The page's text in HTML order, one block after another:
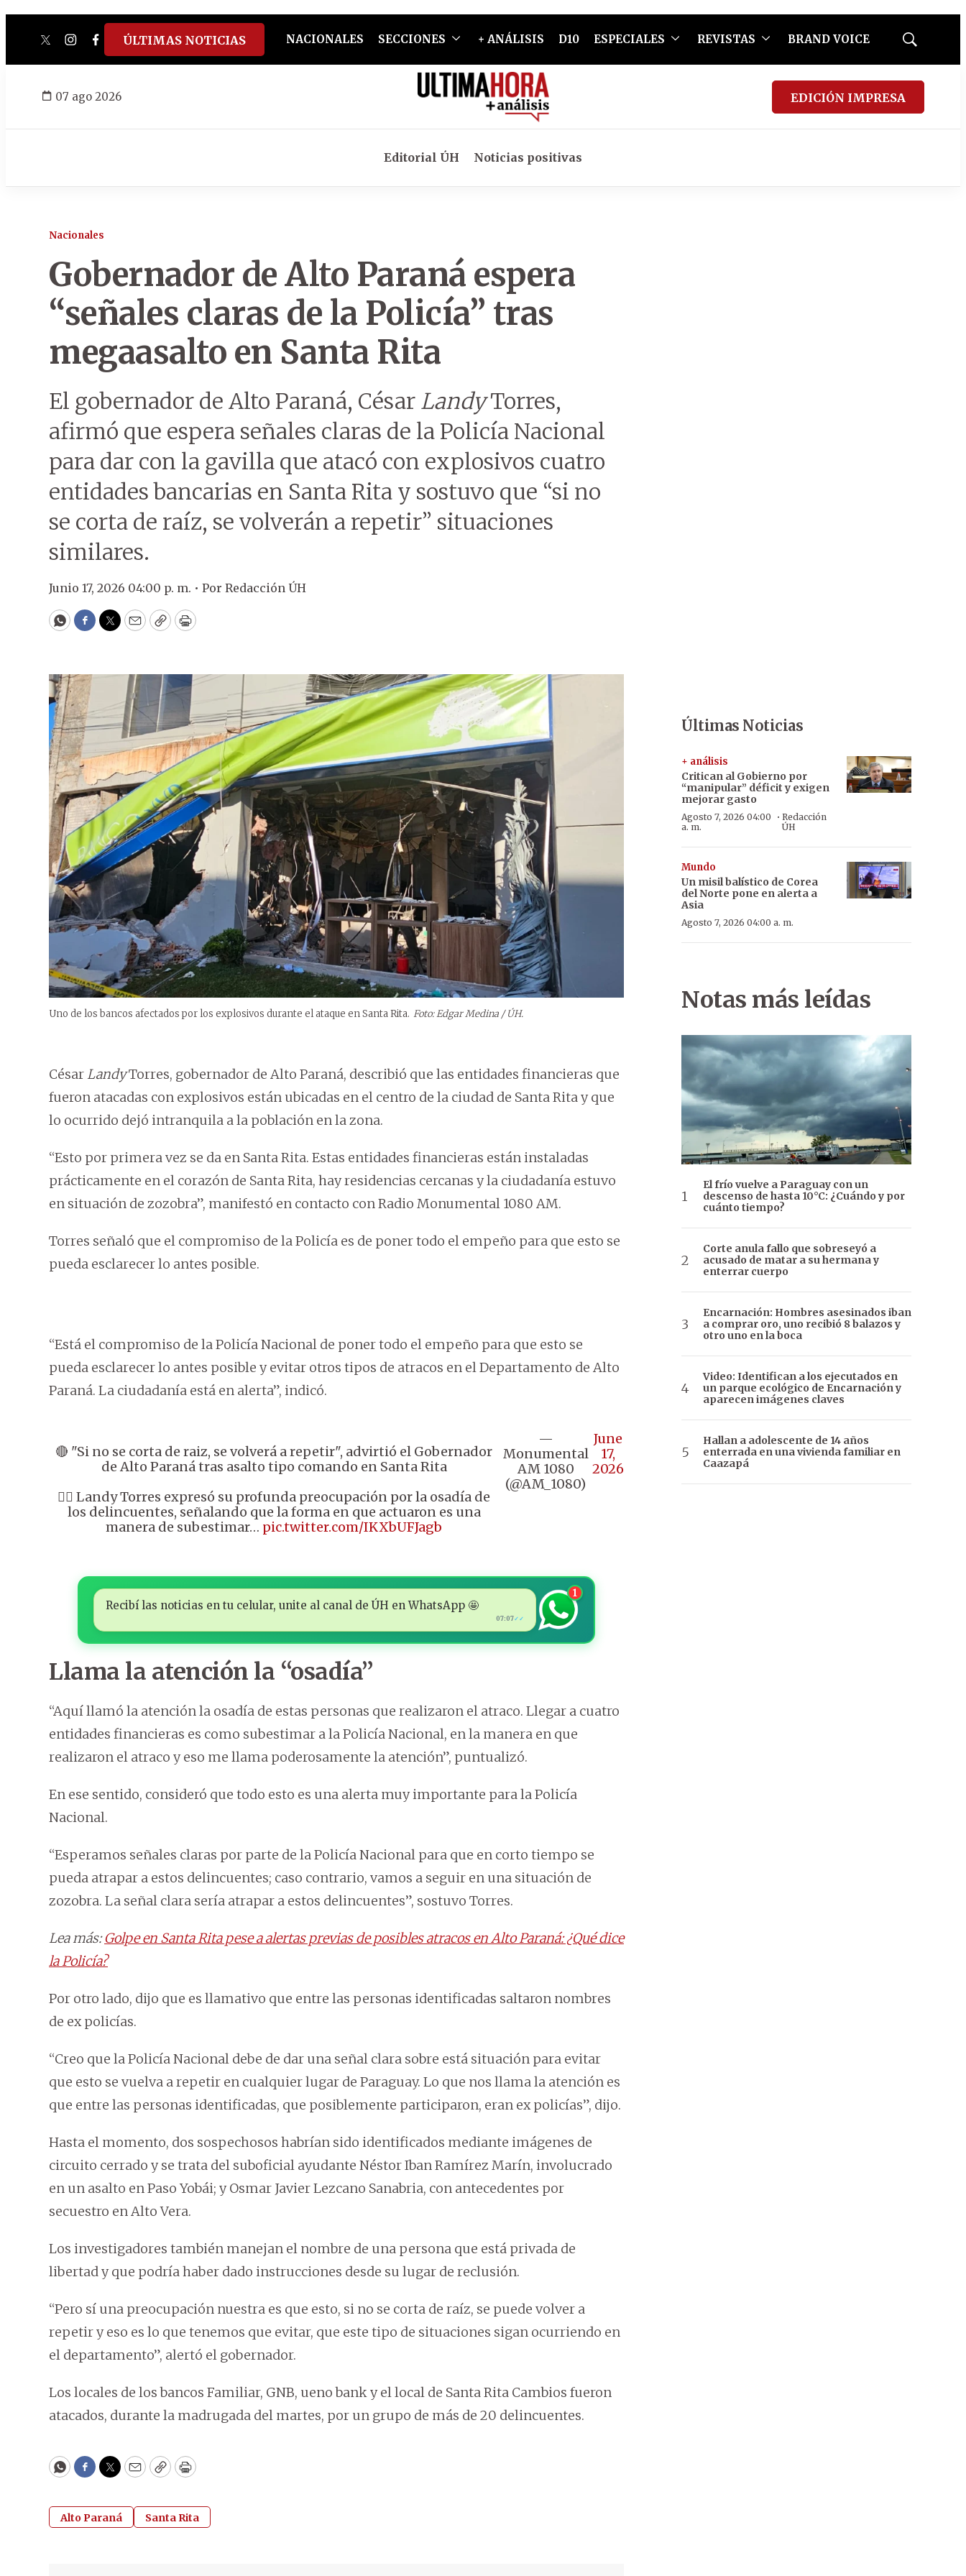
twitterinstagram
facebook
tiktokyoutube
spotify
ÚLTIMAS NOTICIAS NACIONALES SECCIONES + ANÁLISIS D10 ESPECIALES REVISTAS BRAND VOICE
Mostrar
07 ago 2026 EDICIÓN IMPRESA
Editorial ÚH Noticias positivas
Nacionales
Gobernador de Alto Paraná espera
“señales claras de la Policía” tras
megaasalto en Santa Rita
El gobernador de Alto Paraná, César LandyTorres,
afirmó que espera señales claras de la Policía Nacional
para dar con la gavilla que atacó con explosivos cuatro
entidades bancarias en Santa Rita y sostuvo que “si no
se corta de raíz, se volverán a repetir” situaciones
similares.
Junio 17, 2026 04:00 p. m. • Por Redacción ÚH
WhatsApp
Facebook
Twitter
EmailCopyPrint
Uno de los bancos afectados por los explosivos durante el ataque en Santa Rita. Foto: Edgar Medina / ÚH.
CésarLandyTorres, gobernador de Alto Paraná, describió que las entidades financieras que
fueron atacadas con explosivos están ubicadas en el centro de la ciudad de Santa Rita y que
lo ocurrido dejó intranquila a la población en la zona.
“Esto por primera vez se da en Santa Rita. Estas entidades financieras están instaladas
prácticamente en el corazón de Santa Rita, hay residencias cercanas y la ciudadanía estuvo
en situación de zozobra”, manifestó en contacto con Radio Monumental 1080 AM.
Torres señaló que el compromiso de la Policía es de poner todo el empeño para que esto se
pueda esclarecer lo antes posible.
“Está el compromiso de la Policía Nacional de poner todo el empeño para que esto se
pueda esclarecer lo antes posible y evitar otros tipos de atracos en el Departamento de Alto
Paraná. La ciudadanía está en alerta”, indicó.
🔴 "Si no se corta de raiz, se volverá a repetir", advirtió el Gobernador
de Alto Paraná tras asalto tipo comando en Santa Rita
👉🏼 Landy Torres expresó su profunda preocupación por la osadía de
los delincuentes, señalando que la forma en que actuaron es una
manera de subestimar… pic.twitter.com/IKXbUFJagb
—
Monumental
AM 1080
(@AM_1080)
June
17,
2026
Recibí las noticias en tu celular, unite al canal de ÚH en WhatsApp 🤩
07:07✓✓
1
Llama la atención la “osadía”
“Aquí llamó la atención la osadía de estas personas que realizaron el atraco. Llegar a cuatro
entidades financieras es como subestimar a la Policía Nacional, en la manera en que
realizaron el atraco y eso me llama poderosamente la atención”, puntualizó.
En ese sentido, consideró que todo esto es una alerta muy importante para la Policía
Nacional.
“Esperamos señales claras por parte de la Policía Nacional para que en corto tiempo se
pueda atrapar a estos delincuentes; caso contrario, vamos a seguir en una situación de
zozobra. La señal clara sería atrapar a estos delincuentes”, sostuvo Torres.
Lea más:Golpe en Santa Rita pese a alertas previas de posibles atracos en Alto Paraná: ¿Qué dice
la Policía?
Por otro lado, dijo que es llamativo que entre las personas identificadas saltaron nombres
de ex policías.
“Creo que la Policía Nacional debe de dar una señal clara sobre está situación para evitar
que esto se vuelva a repetir en cualquier lugar de Paraguay. Lo que nos llama la atención es
que entre las personas identificadas, que posiblemente participaron, eran ex policías”, dijo.
Hasta el momento, dos sospechosos habrían sido identificados mediante imágenes de
circuito cerrado y se trata del suboficial ayudante Néstor Iban Ramírez Marín, involucrado
en un asalto en Paso Yobái; y Osmar Javier Lezcano Sanabria, con antecedentes por
secuestro en Alto Vera.
Los investigadores también manejan el nombre de una persona que está privada de
libertad y que podría haber dado instrucciones desde su lugar de reclusión.
“Pero sí una preocupación nuestra es que esto, si no se corta de raíz, se puede volver a
repetir y eso es lo que tenemos que evitar, que este tipo de situaciones sigan ocurriendo en
el departamento”, alertó el gobernador.
Los locales de los bancos Familiar, GNB, ueno bank y el local de Santa Rita Cambios fueron
atacados, durante la madrugada del martes, por un grupo de más de 20 delincuentes.
WhatsApp
Facebook
Twitter
EmailCopyPrint
Alto Paraná Santa Rita
Últimas Noticias
+ análisis
Critican al Gobierno por
“manipular” déficit y exigen
mejorar gasto
Agosto 7, 2026 04:00
a. m.
· Redacción
ÚH
Mundo
Un misil balístico de Corea
del Norte pone en alerta a
Asia
Agosto 7, 2026 04:00 a. m.
Notas más leídas
El frío vuelve a Paraguay con un
descenso de hasta 10°C: ¿Cuándo y por
cuánto tiempo?
Corte anula fallo que sobreseyó a
acusado de matar a su hermana y
enterrar cuerpo
Encarnación: Hombres asesinados iban
a comprar oro, uno recibió 8 balazos y
otro uno en la boca
Video: Identifican a los ejecutados en
un parque ecológico de Encarnación y
aparecen imágenes claves
Hallan a adolescente de 14 años
enterrada en una vivienda familiar en
Caazapá